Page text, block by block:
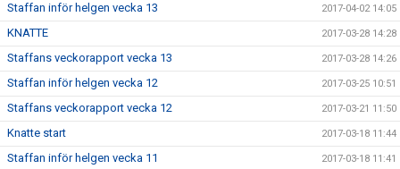
Staffan inför helgen vecka 13 2017-04-02 14:05
KNATTE 2017-03-28 14:28
Staffans veckorapport vecka 13 2017-03-28 14:26
Staffan inför helgen vecka 12 2017-03-25 10:51
Staffans veckorapport vecka 12 2017-03-21 11:50
Knatte start 2017-03-18 11:44
Staffan inför helgen vecka 11 2017-03-18 11:41